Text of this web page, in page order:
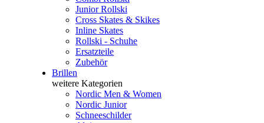
Junior Rollski
Cross Skates & Skikes
Inline Skates
Rollski - Schuhe
Ersatzteile
Zubehör
Brillen
weitere Kategorien
Nordic Men & Women
Nordic Junior
Schneeschilder